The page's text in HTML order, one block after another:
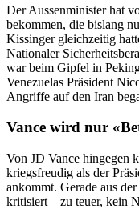
Der Aussenminister hat
bekommen, die bislang
Kissinger gleichzeitig
Nationaler
war beim Gipfel in
Venezuelas Präsident
Angriffe auf den Iran
Vance wird nur
Von JD Vance hingegen
kriegsfreudig als der
ankommt. Gerade aus
kritisiert – zu teuer, kein